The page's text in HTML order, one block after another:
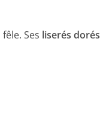
Ses liserés dorés